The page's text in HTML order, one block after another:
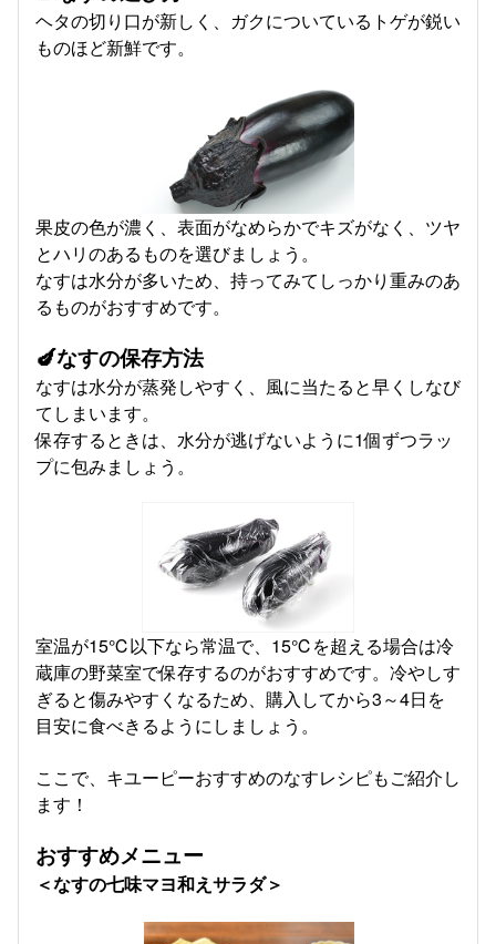
ヘタの切り口が新しく、ガクについているトゲが鋭い
ものほど新鮮です。
果皮の色が濃く、表面がなめらかでキズがなく、ツヤ
とハリのあるものを選びましょう。
なすは水分が多いため、持ってみてしっかり重みのあ
るものがおすすめです。
🍆なすの保存方法
なすは水分が蒸発しやすく、風に当たると早くしなび
てしまいます。
保存するときは、水分が逃げないように1個ずつラッ
プに包みましょう。
室温が15℃以下なら常温で、15℃を超える場合は冷
蔵庫の野菜室で保存するのがおすすめです。冷やしす
ぎると傷みやすくなるため、購入してから3～4日を
目安に食べきるようにしましょう。
ここで、キユーピーおすすめのなすレシピもご紹介し
ます！
おすすめメニュー
＜なすの七味マヨ和えサラダ＞